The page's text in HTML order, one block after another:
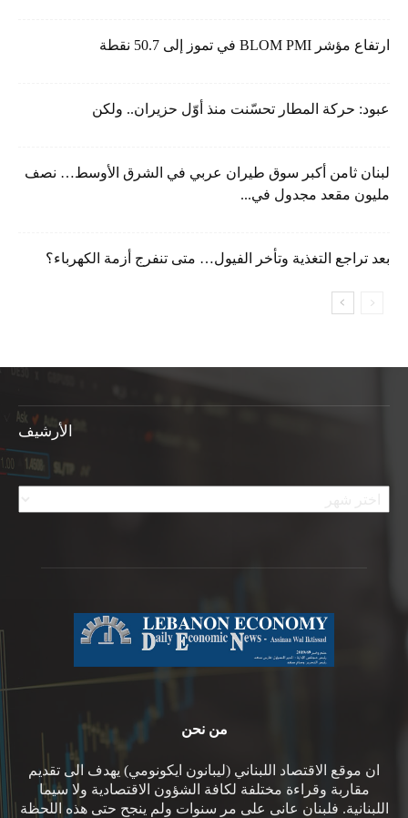
ارتفاع مؤشر BLOM PMI في تموز إلى 50.7 نقطة
عبود: حركة المطار تحسّنت منذ أوّل حزيران.. ولكن
لبنان ثامن أكبر سوق طيران عربي في الشرق الأوسط… نصف
مليون مقعد مجدول في...
بعد تراجع التغذية وتأخر الفيول… متى تنفرج أزمة الكهرباء؟
الأرشيف
الأرشيف
من نحن
ان موقع الاقتصاد اللبناني (ليبانون ايكونومي) يهدف الى تقديم
مقاربة وقراءة مختلفة لكافة الشؤون الاقتصادية ولا سيما
اللبنانية. فلبنان عانى على مر سنوات ولم ينجح حتى هذه اللحظة